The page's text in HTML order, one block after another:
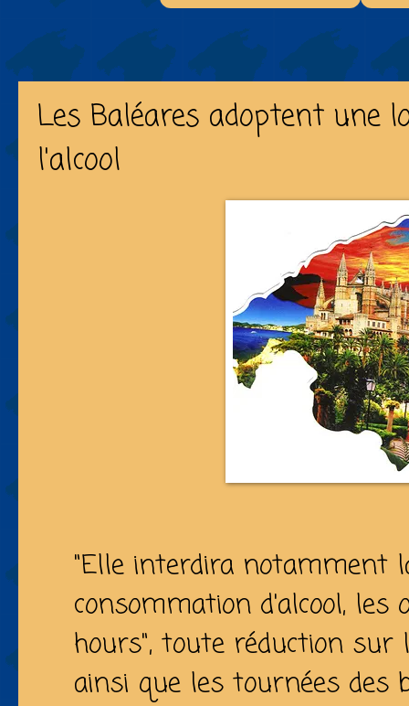
Les Baléares adoptent une
l'alcool
"Elle interdira notamment
consommation d'alcool, les
hours", toute réduction sur
ainsi que les tournées des